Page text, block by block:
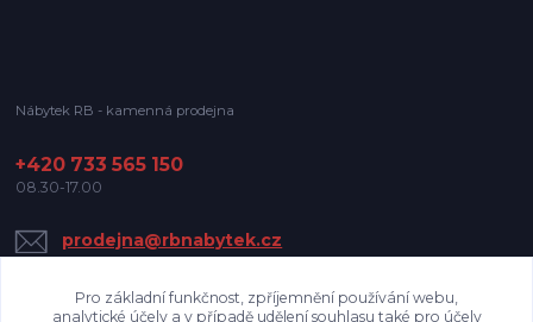
Nábytek RB - kamenná prodejna
+420 733 565 150
08.30-17.00
prodejna@rbnabytek.cz
Pro základní funkčnost, zpříjemnění používání webu,
analytické účely a v případě udělení souhlasu také pro účely